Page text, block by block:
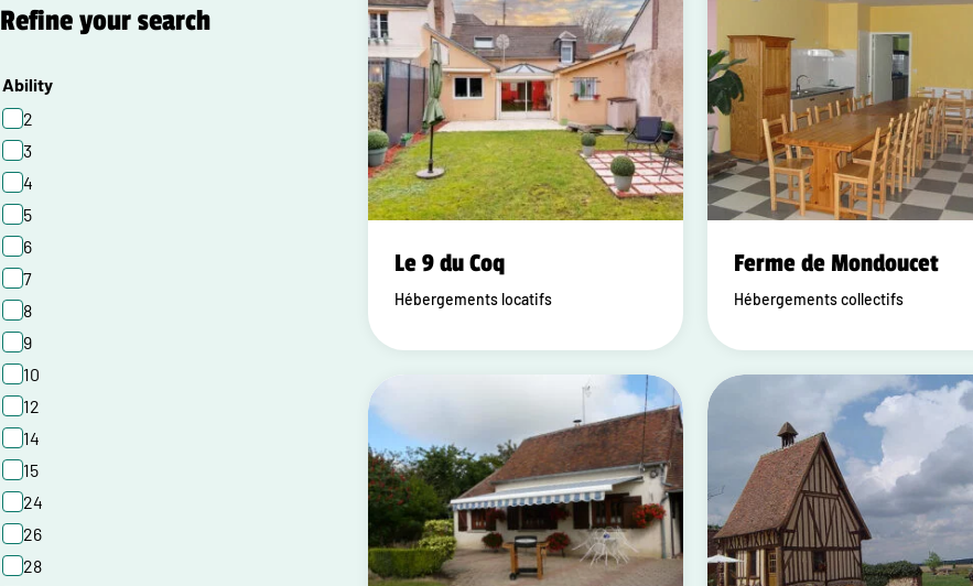
Refine your search
Ability
2
3
4
5
6
7
8
9
10
12
14
15
24
26
28
Le 9 du Coq
Hébergements locatifs
Ferme de Mondoucet
Hébergements collectifs